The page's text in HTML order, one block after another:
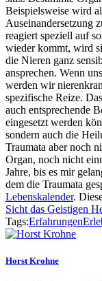
Beispielsweise wird
Auseinandersetzung
reagiert speziell auf
wieder kommt, wird
die Nieren ganz
ansprechen. Wenn
werden wir
spezifische Reize.
auch entsprechende
eingesetzt werden
sondern auch die
Traumata aber noch
Organ, noch nicht
Jahre, bis es mir
dem die Traumata
Lebenskalender.
Sicht das Geistigen
Tags:Erfahrungen
Horst Krohne